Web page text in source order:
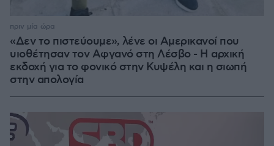
«Δεν το πιστεύουμε», λένε οι Αμερικανοί που
υιοθέτησαν τον Αφγανό στη Λέσβο - Η αρχική
εκδοχή για το φονικό στην Κυψέλη και η σιωπή
στην απολογία
πριν μία ώρα